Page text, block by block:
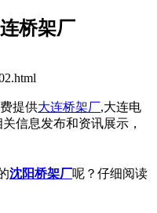
桥架厂
提供大连桥架厂,大连电
信息发布和资讯展示，
沈阳桥架厂呢？仔细阅读